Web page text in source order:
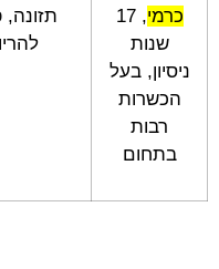
כרמי
, 17
שנות
ניסיון, בעל
הכשרות
רבות
בתחום
תזונה,